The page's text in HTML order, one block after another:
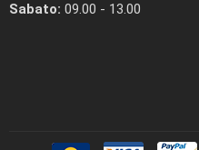
Sabato: 09.00 - 13.00